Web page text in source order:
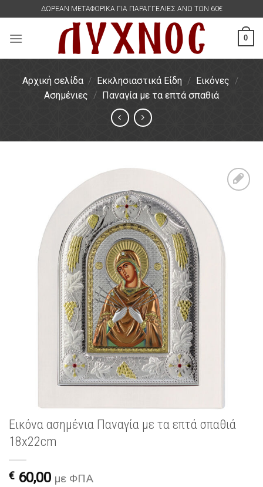
content
ΔΩΡΕΑΝ ΜΕΤΑΦΟΡΙΚΑ ΓΙΑ ΠΑΡΑΓΓΕΛΙΕΣ ΑΝΩ ΤΩΝ 60€
0
Αρχική σελίδα / Εκκλησιαστικά Είδη / Εικόνες /
Ασημένιες / Παναγία με τα επτά σπαθιά
επιθυμιών
Εικόνα ασημένια Παναγία με τα επτά σπαθιά
18x22cm
€ 60,00 με ΦΠΑ